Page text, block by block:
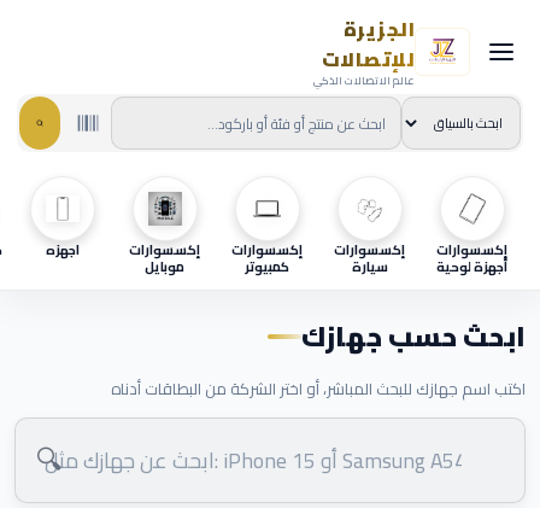
الجزيرة
للإتصالات
عالم الاتصالات الذكي
إكسسوارات
أجهزة لوحية
إكسسوارات
سيارة
إكسسوارات
كمبيوتر
إكسسوارات
موبايل
اجهزه
ابحث حسب جهازك
اكتب اسم جهازك للبحث المباشر، أو اختر الشركة من البطاقات أدناه
🔍